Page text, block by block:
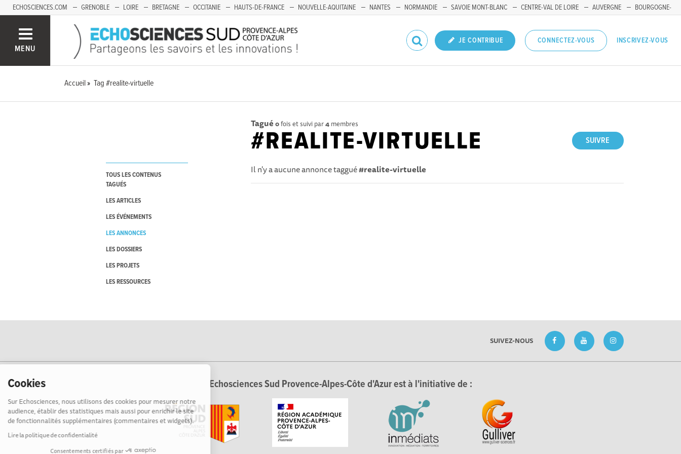
Cookies
Sur Echosciences, nous utilisons des cookies pour mesurer notre
audience, établir des statistiques mais aussi pour enrichir le site
de fonctionnalités supplémentaires (commentaires et widgets).
Lire la politique de confidentialité
Consentements certifiés par
ECHOSCIENCES.COM GRENOBLE LOIRE BRETAGNE OCCITANIE HAUTS-DE-FRANCE NOUVELLE-AQUITAINE NANTES NORMANDIE SAVOIE MONT-BLANC CENTRE-VAL DE LOIRE AUVERGNE
BOURGOGNE-
MENU
JE CONTRIBUE CONNECTEZ-VOUS INSCRIVEZ-VOUS
Accueil Tag #realite-virtuelle
TOUS LES CONTENUS
TAGUÉS
LES ARTICLES
LES ÉVÉNEMENTS
LES ANNONCES
LES DOSSIERS
LES PROJETS
LES RESSOURCES
Tagué 0fois et suivi par4 membres
SUIVRE
#REALITE-VIRTUELLE
Il n'y a aucune annonce taggué#realite-virtuelle
SUIVEZ-NOUS
Echosciences Sud Provence-Alpes-Côte d'Azur est à l'initiative de :